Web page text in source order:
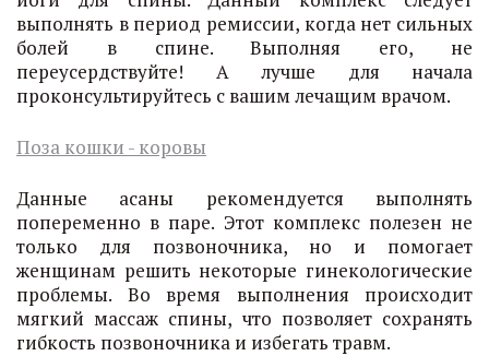
выполнять в период ремиссии, когда нет сильных
болей в спине. Выполняя его, не
переусердствуйте! А лучше для начала
проконсультируйтесь с вашим лечащим врачом.
Поза кошки - коровы
Данные асаны рекомендуется выполнять
попеременно в паре. Этот комплекс полезен не
только для позвоночника, но и помогает
женщинам решить некоторые гинекологические
проблемы. Во время выполнения происходит
мягкий массаж спины, что позволяет сохранять
гибкость позвоночника и избегать травм.